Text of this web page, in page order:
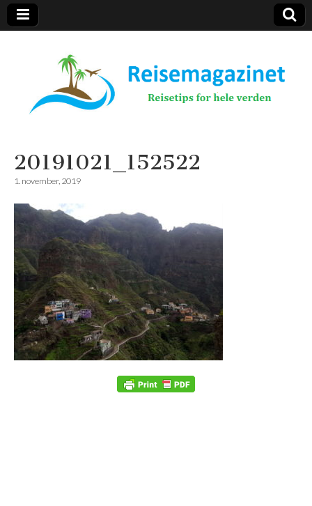
Reisemagazinet
20191021_152522
1. november, 2019